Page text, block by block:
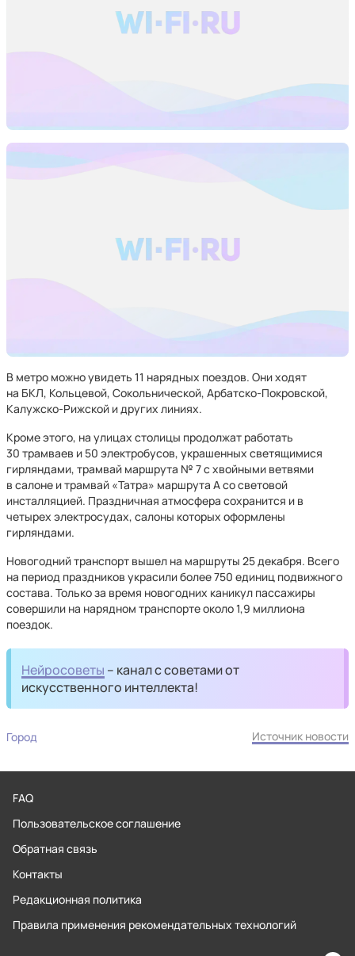
В метро можно увидеть 11 нарядных поездов. Они ходят
на БКЛ, Кольцевой, Сокольнической, Арбатско-Покровской,
Калужско-Рижской и других линиях.
Кроме этого, на улицах столицы продолжат работать
30 трамваев и 50 электробусов, украшенных светящимися
гирляндами, трамвай маршрута № 7 с хвойными ветвями
в салоне и трамвай «Татра» маршрута А со световой
инсталляцией. Праздничная атмосфера сохранится и в
четырех электросудах, салоны которых оформлены
гирляндами.
Новогодний транспорт вышел на маршруты 25 декабря. Всего
на период праздников украсили более 750 единиц подвижного
состава. Только за время новогодних каникул пассажиры
совершили на нарядном транспорте около 1,9 миллиона
поездок.
Нейросоветы – канал с советами от
искусственного интеллекта!
Город Источник новости
FAQ
Пользовательское соглашение
Обратная связь
Контакты
Редакционная политика
Правила применения рекомендательных технологий